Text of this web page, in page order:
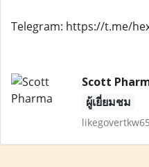
Telegram: https://t.me/
Scott
ผู้เยี่ยมชม